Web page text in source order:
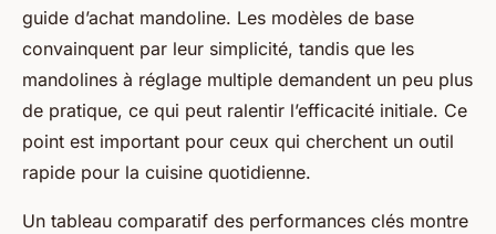
guide d’achat mandoline. Les modèles de base
convainquent par leur simplicité, tandis que les
mandolines à réglage multiple demandent un peu plus
de pratique, ce qui peut ralentir l’efficacité initiale. Ce
point est important pour ceux qui cherchent un outil
rapide pour la cuisine quotidienne.
Un tableau comparatif des performances clés montre